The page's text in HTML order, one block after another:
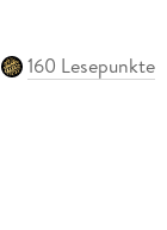
160 Lesepunkte